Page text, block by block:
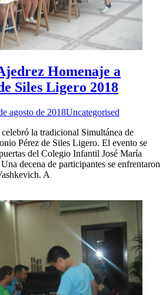
Homenaje a
Siles Ligero 2018
agosto de 2018Uncategorised
la tradicional Simultánea de
Pérez de Siles Ligero. El evento se
del Colegio Infantil José María
decena de participantes se enfrentaron
A